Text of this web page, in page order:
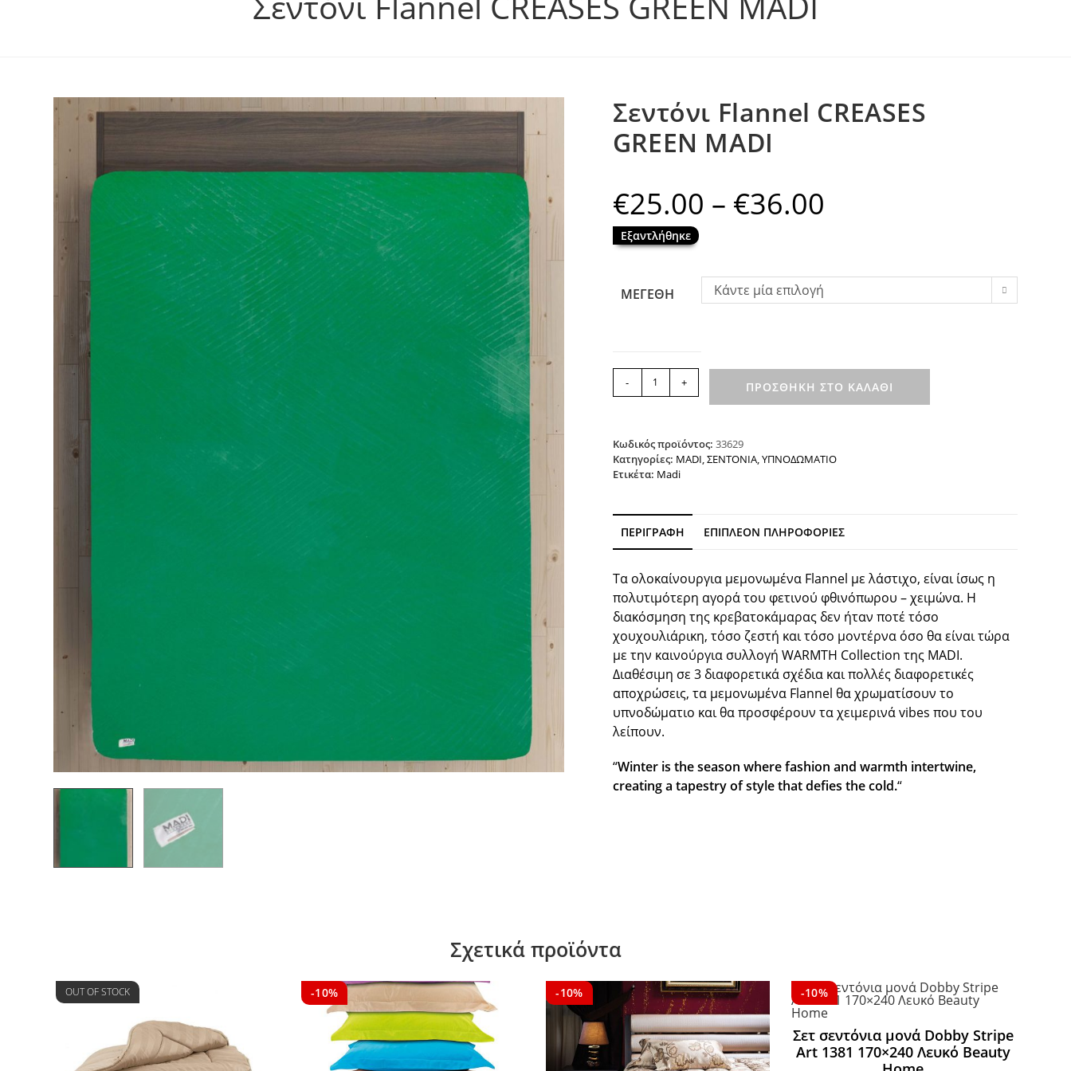
Σεντόνι Flannel CREASES
GREEN MADI
€25.00 – €36.00
Εξαντλήθηκε
ΜΕΓΕΘΗ Κάντε μία επιλογή
MADI
ποσότητα
- + ΠΡΟΣΘΉΚΗ ΣΤΟ ΚΑΛΆΘΙ
Κωδικός προϊόντος: 33629
Κατηγορίες: MADI,ΣΕΝΤΟΝΙΑ,ΥΠΝΟΔΩΜΑΤΙΟ
Ετικέτα: Madi
ΠΕΡΙΓΡΑΦΉ ΕΠΙΠΛΈΟΝ ΠΛΗΡΟΦΟΡΊΕΣ
Τα ολοκαίνουργια μεμονωμένα Flannel με λάστιχο, είναι ίσως η
πολυτιμότερη αγορά του φετινού φθινόπωρου – χειμώνα. Η
διακόσμηση της κρεβατοκάμαρας δεν ήταν ποτέ τόσο
χουχουλιάρικη, τόσο ζεστή και τόσο μοντέρνα όσο θα είναι τώρα
με την καινούργια συλλογή WARMTH Collection της MADI.
Διαθέσιμη σε 3 διαφορετικά σχέδια και πολλές διαφορετικές
αποχρώσεις, τα μεμονωμένα Flannel θα χρωματίσουν το
υπνοδώματιο και θα προσφέρουν τα χειμερινά vibes που του
λείπουν.
“Winter is the season where fashion and warmth intertwine,
creating a tapestry of style that defies the cold.“
Σχετικά προϊόντα
OUT OF STOCK -10% -10% -10%
Σετ σεντόνια μονά Dobby Stripe
Art 1381 170×240 Λευκό Beauty